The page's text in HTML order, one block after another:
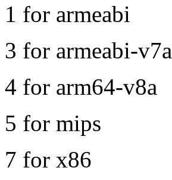
1 for armeabi
3 for armeabi-v7a
4 for arm64-v8a
5 for mips
7 for x86